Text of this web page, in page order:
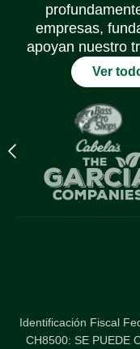
empresas,
apoyan nuestro
Ver
Previous
logo
Identificación Fiscal
CH8500: SE PUEDE